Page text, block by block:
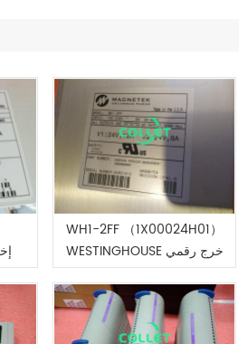
WH1-2FF （1X00024H01）
WESTINGHOUSE خرج رقمي
من 16 قناة